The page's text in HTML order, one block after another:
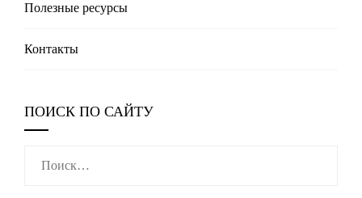
Полезные реcурсы
Контакты
ПОИСК ПО САЙТУ